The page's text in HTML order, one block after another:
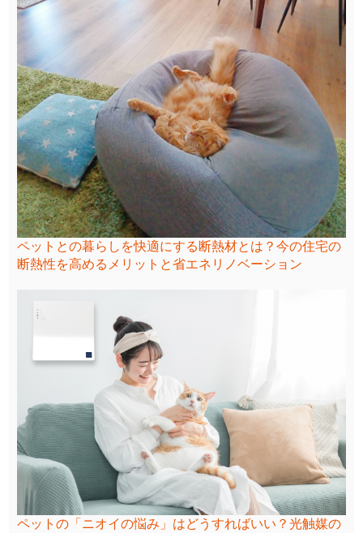
ペットとの暮らしを快適にする断熱材とは？今の住宅の
断熱性を高めるメリットと省エネリノベーション
ペットの「ニオイの悩み」はどうすればいい？光触媒の